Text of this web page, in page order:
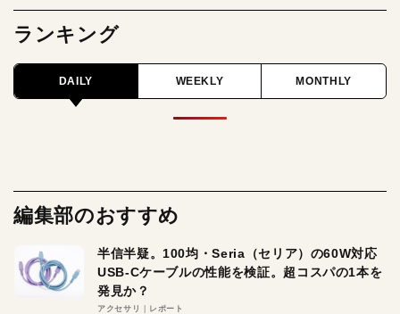
ランキング
DAILY WEEKLY MONTHLY
編集部のおすすめ
半信半疑。100均・Seria（セリア）の60W対応
USB-Cケーブルの性能を検証。超コスパの1本を
発見か？
アクセサリ レポート